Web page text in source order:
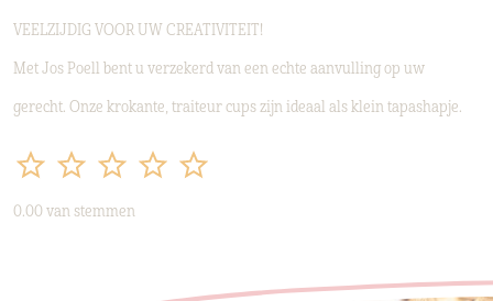
VEELZIJDIG VOOR UW CREATIVITEIT!
Met Jos Poell bent u verzekerd van een echte aanvulling op uw
gerecht. Onze krokante, traiteur cups zijn ideaal als klein tapashapje.
0.00 van stemmen